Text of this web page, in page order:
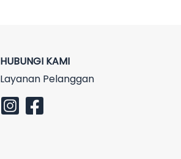
HUBUNGI KAMI
Layanan Pelanggan